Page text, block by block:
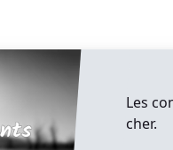
Les
cher.